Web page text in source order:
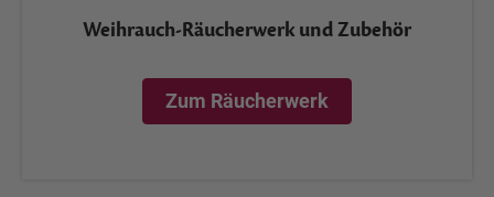
Weihrauch-Räucherwerk und Zubehör
Zum Räucherwerk